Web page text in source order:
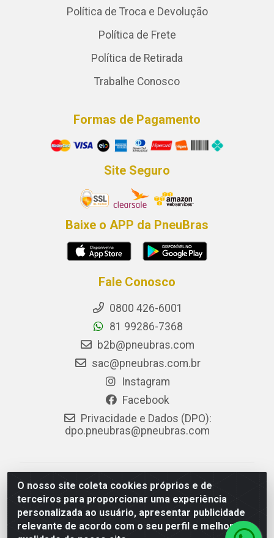
O nosso site coleta cookies próprios e de
terceiros para proporcionar uma experiência
personalizada ao usuário, apresentar publicidade
relevante de acordo com o seu perfil e melhorar a
Política de Troca e Devolução
Política de Frete
Política de Retirada
Trabalhe Conosco
Formas de Pagamento
Site Seguro
Baixe o APP da PneuBras
Fale Conosco
0800 426-6001
81 99286-7368
b2b@pneubras.com
sac@pneubras.com.br
Instagram
Facebook
Privacidade e Dados (DPO):
dpo.pneubras@pneubras.com
PneuBras - Rodovia BR-101, KM 82 - Prazeres,
Jaboatão dos Guararapes/PE - CEP 54.335-000 - CNPJ
08.678.386/0001-05 - Pneubras Comércio de Pneus
Ltda